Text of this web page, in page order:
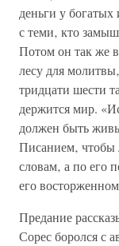
деньги у богатых
с теми‚ кто
Потом он так же
лесу для
тридцати шести
держится мир.
должен быть
Писанием‚ чтобы
словам‚ а по его
его
Предание
Сорес боролся с